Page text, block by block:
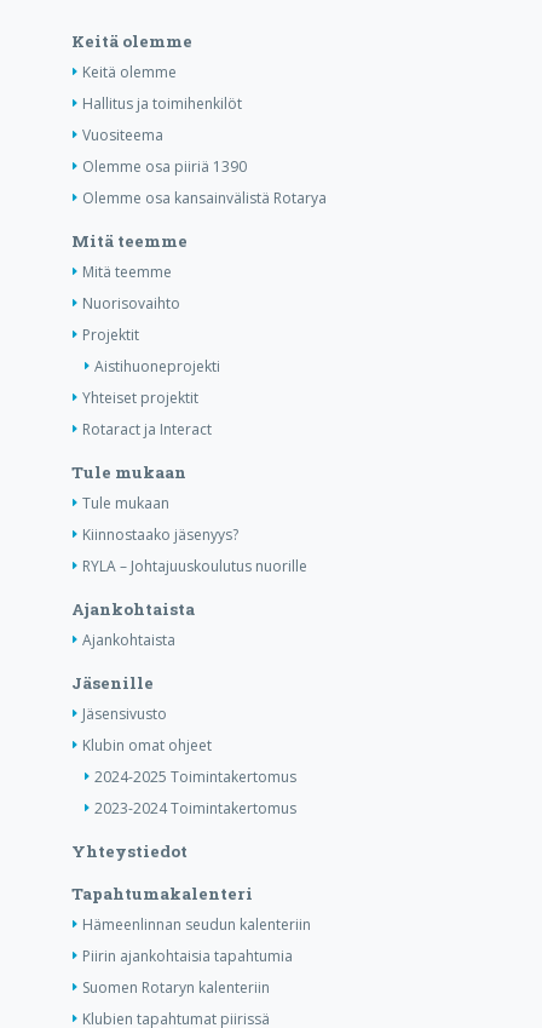
Keitä olemme
Keitä olemme
Hallitus ja toimihenkilöt
Vuositeema
Olemme osa piiriä 1390
Olemme osa kansainvälistä Rotarya
Mitä teemme
Mitä teemme
Nuorisovaihto
Projektit
Aistihuoneprojekti
Yhteiset projektit
Rotaract ja Interact
Tule mukaan
Tule mukaan
Kiinnostaako jäsenyys?
RYLA – Johtajuuskoulutus nuorille
Ajankohtaista
Ajankohtaista
Jäsenille
Jäsensivusto
Klubin omat ohjeet
2024-2025 Toimintakertomus
2023-2024 Toimintakertomus
Yhteystiedot
Tapahtumakalenteri
Hämeenlinnan seudun kalenteriin
Piirin ajankohtaisia tapahtumia
Suomen Rotaryn kalenteriin
Klubien tapahtumat piirissä